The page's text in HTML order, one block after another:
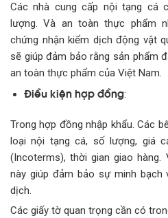
Các nhà cung cấp nội tạng cá
lượng. Và an toàn thực phẩm
chứng nhận kiểm dịch động vật
sẽ giúp đảm bảo rằng sản phẩm
an toàn thực phẩm của Việt Nam.
Điều kiện hợp đồng:
Trong hợp đồng nhập khẩu. Các
loại nội tạng cá, số lượng, giá
(Incoterms), thời gian giao hàng.
này giúp đảm bảo sự minh bạch
dịch.
Các giấy tờ quan trọng cần có